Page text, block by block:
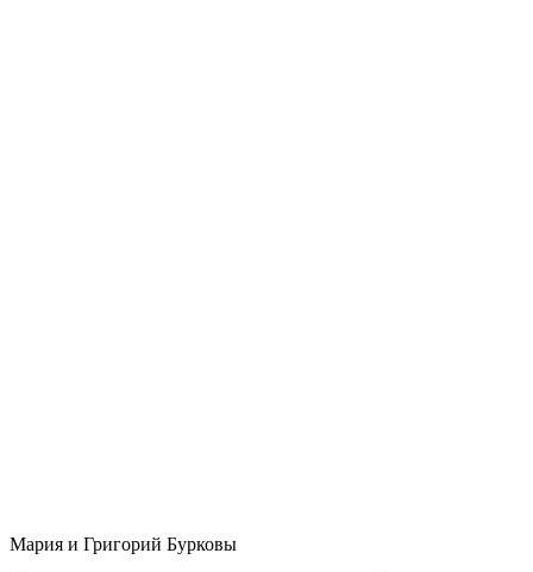
Мария и Григорий Бурковы